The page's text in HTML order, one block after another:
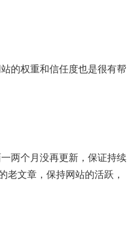
的权重和信任度也是很有帮
两个月没再更新，保证持续
文章，保持网站的活跃，